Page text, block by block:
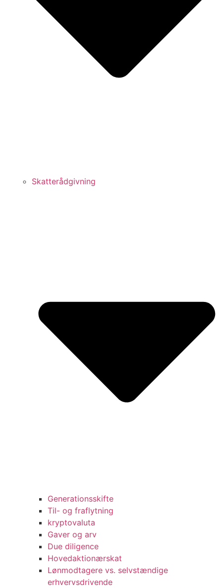
Skatterådgivning
Generationsskifte
Til- og fraflytning
kryptovaluta
Gaver og arv
Due diligence
Hovedaktionærskat
Lønmodtagere vs. selvstændige
erhvervsdrivende